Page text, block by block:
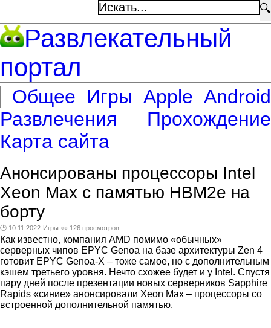
🔍
Развлекательный
портал
Общее Игры Apple Android
Развлечения
Прохождение
Карта сайта
Анонсированы процессоры Intel
Xeon Max с памятью HBM2e на
борту
🕑 10.11.2022 Игры 👀 126 просмотров
Как известно, компания AMD помимо «обычных»
серверных чипов EPYC Genoa на базе архитектуры Zen 4
готовит EPYC Genoa-X – тоже самое, но с дополнительным
кэшем третьего уровня. Нечто схожее будет и у Intel. Спустя
пару дней после презентации новых серверников Sapphire
Rapids «синие» анонсировали Xeon Max – процессоры со
встроенной дополнительной памятью.